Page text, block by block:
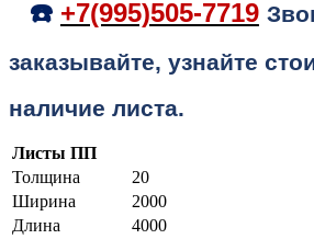
☎️ +7(995)505-7719
заказывайте, узнайте
наличие листа.
Листы ПП
Толщина
20
Ширина
2000
Длина
4000